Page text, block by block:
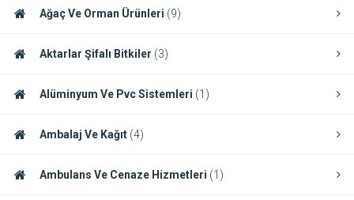
Ağaç Ve Orman Ürünleri (9)
Aktarlar Şifalı Bitkiler (3)
Alüminyum Ve Pvc Sistemleri (1)
Ambalaj Ve Kağıt (4)
Ambulans Ve Cenaze Hizmetleri (1)